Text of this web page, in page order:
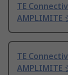
TE
AMPLIMITE
TE
AMPLIMITE